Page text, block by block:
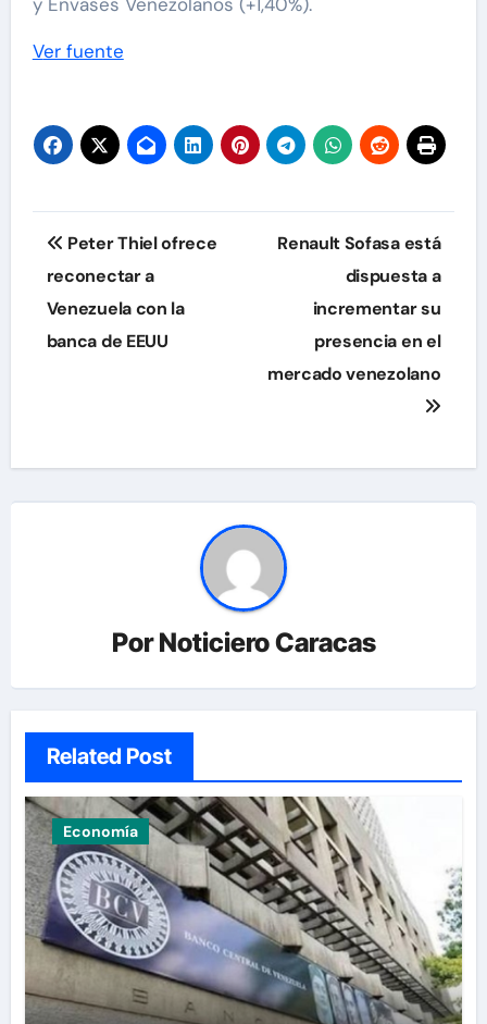
Ver fuente
Navegación
de
entradas
Peter Thiel ofrece
reconectar a
Venezuela con la
banca de EEUU
Renault Sofasa está
dispuesta a
incrementar su
presencia en el
mercado venezolano
PorNoticiero Caracas
Related Post
Economía